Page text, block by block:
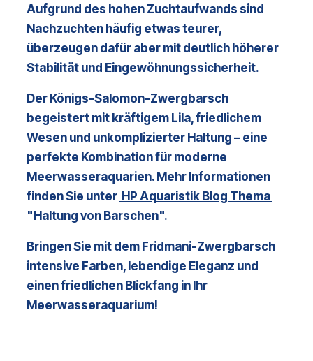
Aufgrund des hohen Zuchtaufwands sind
Nachzuchten häufig etwas teurer,
überzeugen dafür aber mit deutlich höherer
Stabilität und Eingewöhnungssicherheit.
Der Königs-Salomon-Zwergbarsch
begeistert mit kräftigem Lila, friedlichem
Wesen und unkomplizierter Haltung – eine
perfekte Kombination für moderne
Meerwasseraquarien. Mehr Informationen
finden Sie unter HP Aquaristik Blog Thema
"Haltung von Barschen".
Bringen Sie mit dem Fridmani-Zwergbarsch
intensive Farben, lebendige Eleganz und
einen friedlichen Blickfang in Ihr
Meerwasseraquarium!